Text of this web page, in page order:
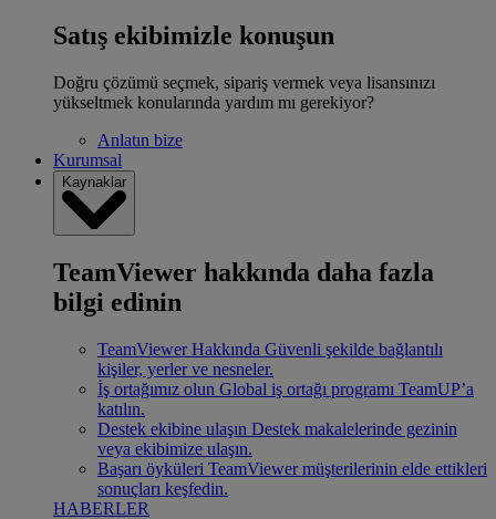
Satış ekibimizle konuşun
Doğru çözümü seçmek, sipariş vermek veya lisansınızı
yükseltmek konularında yardım mı gerekiyor?
Anlatın bize
Kurumsal
Kaynaklar
TeamViewer hakkında daha fazla
bilgi edinin
TeamViewer Hakkında Güvenli şekilde bağlantılı
kişiler, yerler ve nesneler.
İş ortağımız olun Global iş ortağı programı TeamUP’a
katılın.
Destek ekibine ulaşın Destek makalelerinde gezinin
veya ekibimize ulaşın.
Başarı öyküleri TeamViewer müşterilerinin elde ettikleri
sonuçları keşfedin.
HABERLER